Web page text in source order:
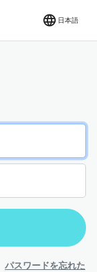
日本語
パスワードを忘れた